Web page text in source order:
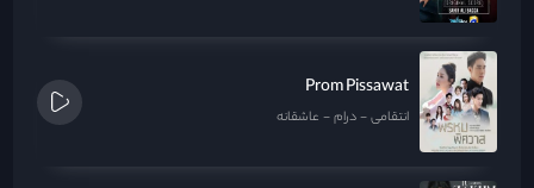
Prom Pissawat
انتقامی درام عاشقانه